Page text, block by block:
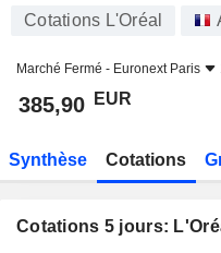
Cotations L'Oréal
Marché Fermé - Euronext Paris
385,90 EUR
Synthèse Cotations
Cotations 5 jours: